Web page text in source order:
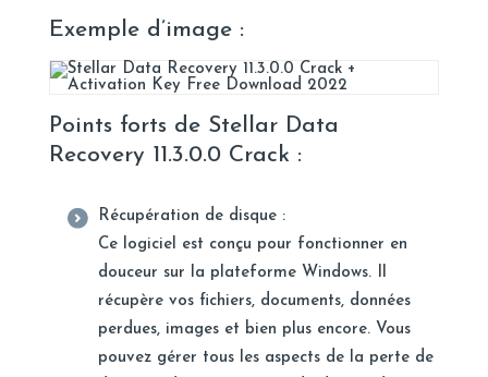
Exemple d’image :
Points forts de Stellar Data
Recovery 11.3.0.0 Crack :
Récupération de disque :
Ce logiciel est conçu pour fonctionner en
douceur sur la plateforme Windows. Il
récupère vos fichiers, documents, données
perdues, images et bien plus encore. Vous
pouvez gérer tous les aspects de la perte de